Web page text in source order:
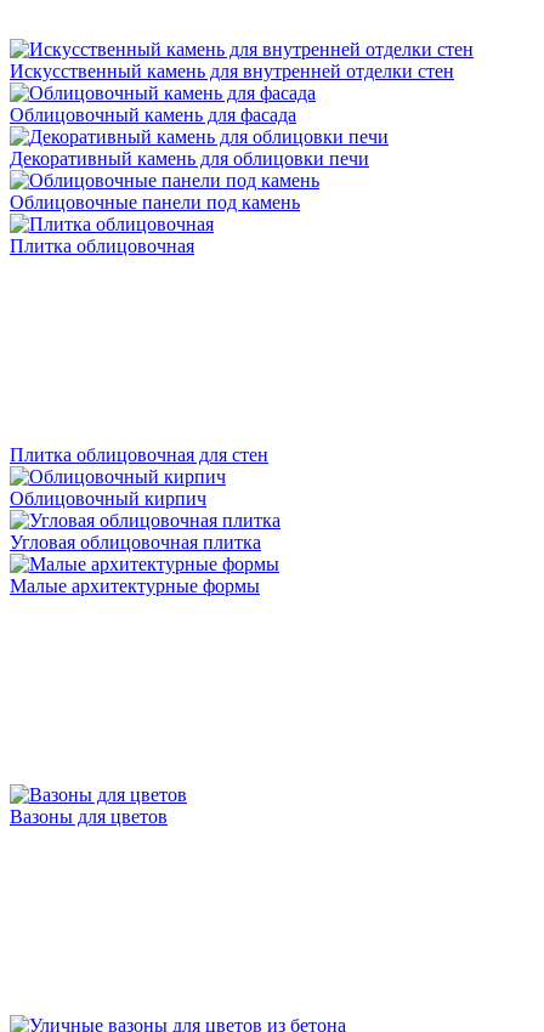
Искусственный камень для внутренней отделки стен
Облицовочный камень для фасада
Декоративный камень для облицовки печи
Облицовочные панели под камень
Плитка облицовочная
Плитка облицовочная для стен
Облицовочный кирпич
Угловая облицовочная плитка
Малые архитектурные формы
Вазоны для цветов